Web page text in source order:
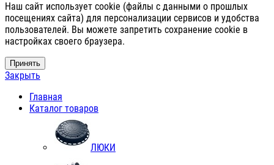
Наш сайт использует cookie (файлы с данными о прошлых
посещениях сайта) для персонализации сервисов и удобства
пользователей. Вы можете запретить сохранение cookie в
настройках своего браузера.
Принять
Закрыть
Главная
Каталог товаров
ЛЮКИ